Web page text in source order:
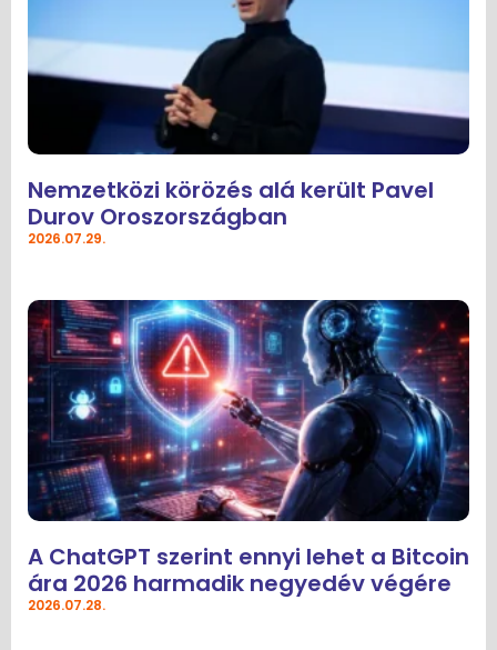
Nemzetközi körözés alá került Pavel
Durov Oroszországban
2026.07.29.
A ChatGPT szerint ennyi lehet a Bitcoin
ára 2026 harmadik negyedév végére
2026.07.28.